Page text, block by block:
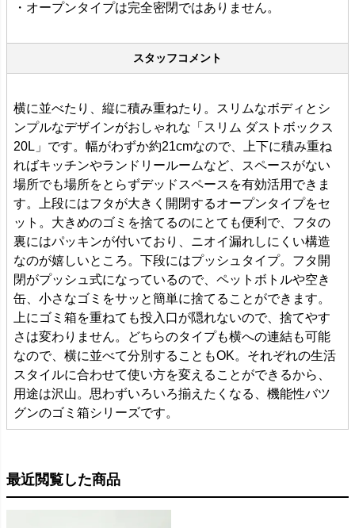
・オープンタイプは完全密閉ではありません。
スタッフコメント
横に並べたり、縦に積み重ねたり。スリムなボディとシ
ンプルなデザインがおしゃれな「スリム ダストボックス
20L」です。幅がわずか約21cmなので、上下に積み重ね
ればキッチンやランドリールームなど、スペースがない
場所でも場所をとらずデッドスペースを有効活用できま
す。上段にはフタが大きく開閉するオープンタイプをセ
ット。大きめのゴミを捨てるのにとても便利で、フタの
裏にはパッキンが付いており、ニオイ漏れしにくい構造
なのが嬉しいところ。下段にはプッシュタイプ。フタ開
閉がプッシュ式になっているので、ペットボトルや空き
缶、小さなゴミをサッと簡単に捨てることができます。
上にゴミ箱を重ねても投入口が隠れないので、捨てやす
さは変わりません。どちらのタイプも横への連結も可能
なので、横に並べて分別することもOK。それぞれの生活
スタイルに合わせて使い方を変えることができるから、
用途は沢山。思わずいろいろ揃えたくなる、機能性バツ
グンのゴミ箱シリーズです。
最近閲覧した商品